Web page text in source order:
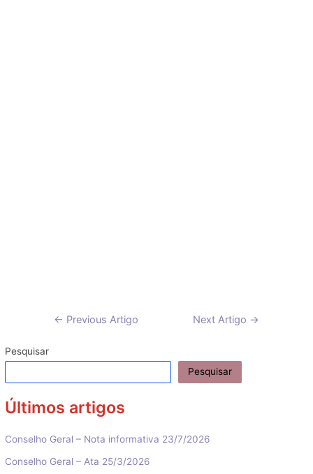
Navegação
artigos
← Previous Artigo Next Artigo →
Pesquisar
Pesquisar
Últimos artigos
Conselho Geral – Nota informativa 23/7/2026
Conselho Geral – Ata 25/3/2026